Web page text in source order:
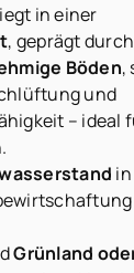
in einer
, geprägt
Böden,
und
– ideal
Grünland